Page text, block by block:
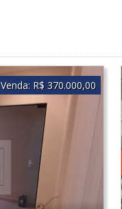
Venda: R$ 370.000,00